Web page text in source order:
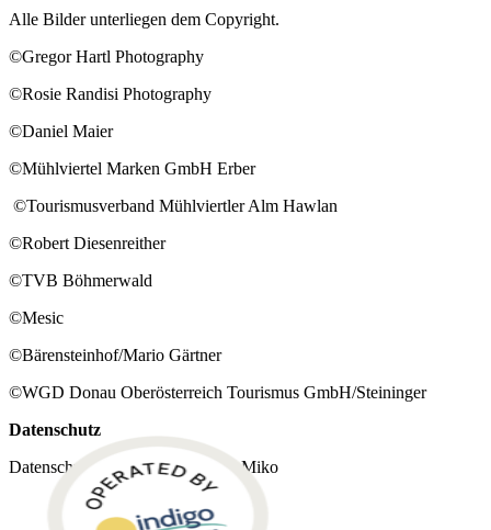
ANREISE
HOF MIETEN
UNSERE TIERE
WANDERN
GALERIE
YOGA RETREATS
YOGA RETREATS
Alle Bilder unterliegen dem Copyright.
©Gregor Hartl Photography
©Rosie Randisi Photography
©Daniel Maier
©Mühlviertel Marken GmbH Erber
©Tourismusverband Mühlviertler Alm Hawlan
©Robert Diesenreither
©TVB Böhmerwald
©Mesic
©Bärensteinhof/Mario Gärtner
©WGD Donau Oberösterreich Tourismus GmbH/Steininger
Datenschutz
Datenschutzbeauftragter: Samuel Miko